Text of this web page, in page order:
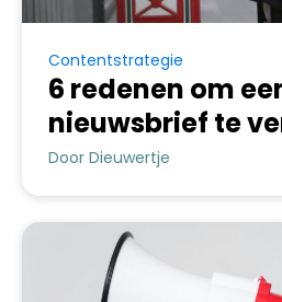
Contentstrategie
6 redenen om
nieuwsbrief te
Door Dieuwertje